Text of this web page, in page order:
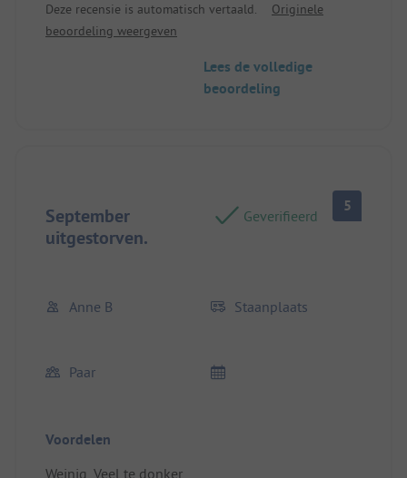
Deze recensie is automatisch vertaald.
Originele
beoordeling weergeven
Lees de volledige
beoordeling
September
uitgestorven.
Geverifieerd
5
Anne B Staanplaats
Paar
Voordelen
Weinig. Veel te donker